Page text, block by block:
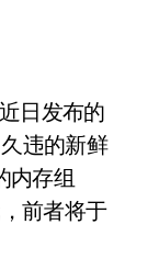
日发布的
违的新鲜
内存组
前者将于